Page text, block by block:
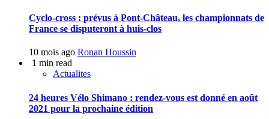
Cyclo-cross : prévus à Pont-Château, les championnats de
France se disputeront à huis-clos
10 mois ago Ronan Houssin
1 min read
Actualites
24 heures Vélo Shimano : rendez-vous est donné en août
2021 pour la prochaine édition